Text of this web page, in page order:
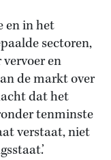
en in het
sectoren,
en
de markt over
dat het
tenminste
verstaat, niet